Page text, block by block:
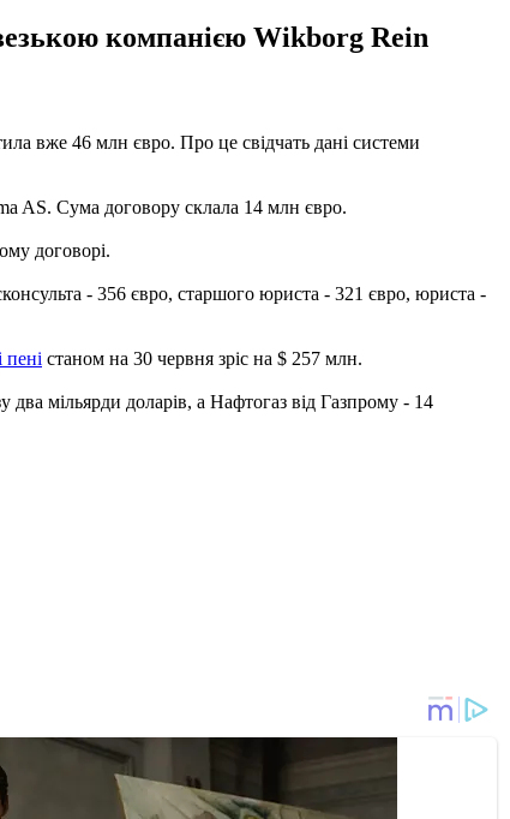
компанією Wikborg Rein
вже 46 млн євро. Про це свідчать дані системи
AS. Сума договору склала 14 млн євро.
договорі.
- 356 євро, старшого юриста - 321 євро, юриста -
станом на 30 червня зріс на $ 257 млн.
два мільярди доларів, а Нафтогаз від Газпрому - 14